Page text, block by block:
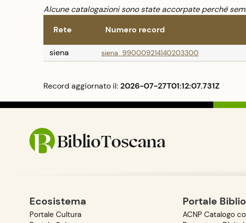
la dieta.
Alcune catalogazioni sono state accorpate perché
Rete
Numero record
siena siena_990009214140203300
Record aggiornato il:2026-07-27T01:12:07.731Z
BiblioToscana
Ecosistema
Portale Cultura
Portale
ACNP Catalogo